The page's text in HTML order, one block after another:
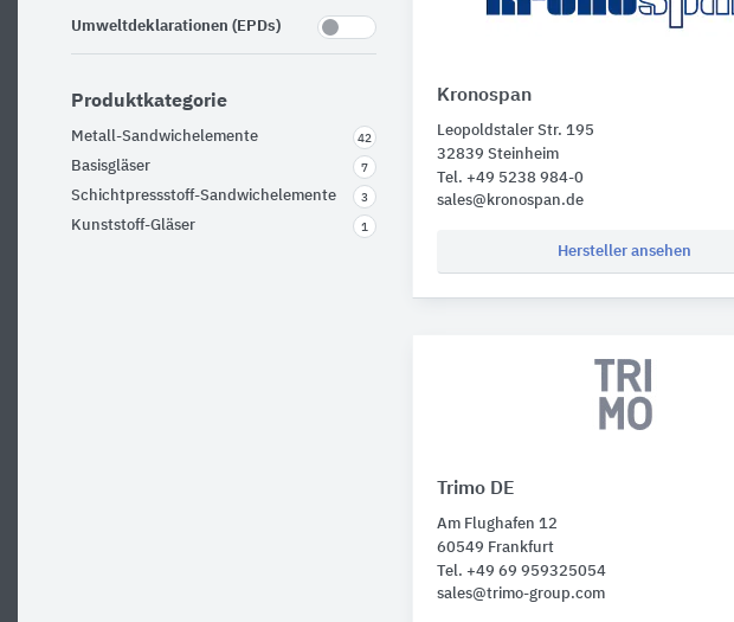
Umweltdeklarationen (EPDs)
Produktkategorie
Metall-Sandwichelemente 42
Basisgläser 7
Schichtpressstoff-Sandwichelemente 3
Kunststoff-Gläser 1
Kronospan
Leopoldstaler Str. 195
32839 Steinheim
Tel. +49 5238 984-0
sales@kronospan.de
Hersteller ansehen
Trimo DE
Am Flughafen 12
60549 Frankfurt
Tel. +49 69 959325054
sales@trimo-group.com